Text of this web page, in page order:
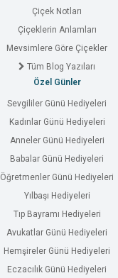
Çiçek Notları
Çiçeklerin Anlamları
Mevsimlere Göre Çiçekler
Tüm Blog Yazıları
Özel Günler
Sevgililer Günü Hediyeleri
Kadınlar Günü Hediyeleri
Anneler Günü Hediyeleri
Babalar Günü Hediyeleri
Öğretmenler Günü Hediyeleri
Yılbaşı Hediyeleri
Tıp Bayramı Hediyeleri
Avukatlar Günü Hediyeleri
Hemşireler Günü Hediyeleri
Eczacılık Günü Hediyeleri